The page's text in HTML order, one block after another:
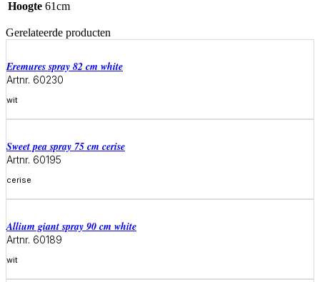
Hoogte 61cm
Gerelateerde producten
eremures spray 82 cm white
Artnr. 60230
wit
sweet pea spray 75 cm cerise
Artnr. 60195
cerise
allium giant spray 90 cm white
Artnr. 60189
wit